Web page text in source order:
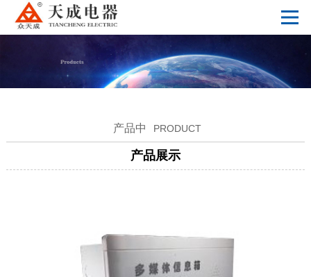
产品中 PRODUCT
产品展示